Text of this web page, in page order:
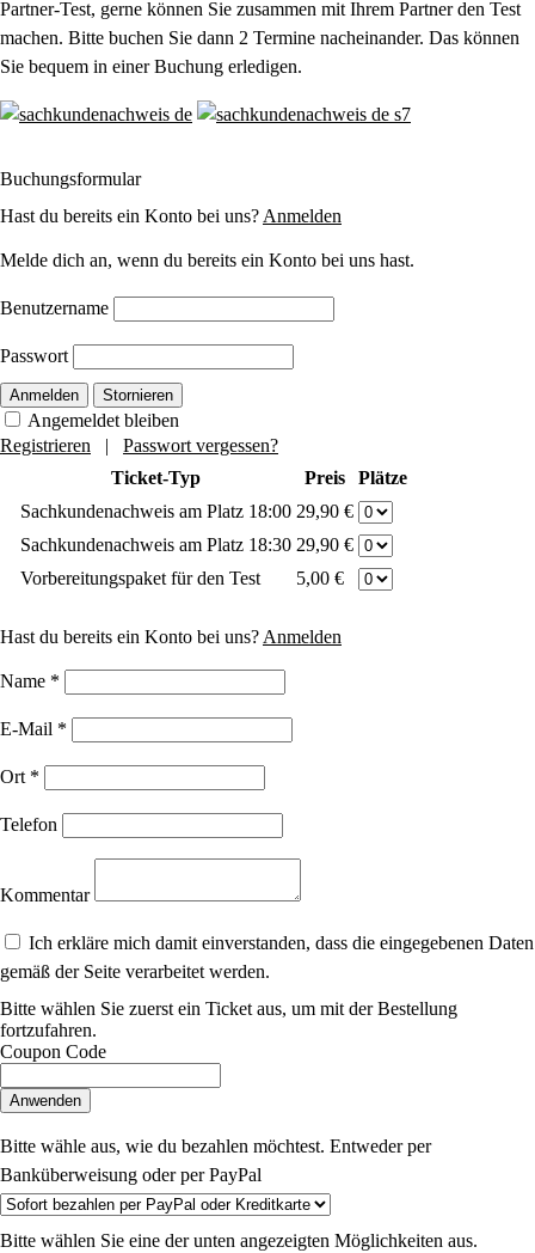
Partner-Test, gerne können Sie zusammen mit Ihrem Partner den Test
machen. Bitte buchen Sie dann 2 Termine nacheinander. Das können
Sie bequem in einer Buchung erledigen.
Buchungsformular
Hast du bereits ein Konto bei uns? Anmelden
Melde dich an, wenn du bereits ein Konto bei uns hast.
Benutzername
Passwort
Anmelden Stornieren
Angemeldet bleiben
Registrieren
|
Passwort vergessen?
Ticket-Typ
Preis
Plätze
Sachkundenachweis am Platz 18:00 29,90 €
Sachkundenachweis am Platz 18:30 29,90 €
Vorbereitungspaket für den Test
5,00 €
Hast du bereits ein Konto bei uns? Anmelden
Name *
E-Mail *
Ort *
Telefon
Kommentar
Ich erkläre mich damit einverstanden, dass die eingegebenen Daten
gemäß der Seite verarbeitet werden.
Bitte wählen Sie zuerst ein Ticket aus, um mit der Bestellung
fortzufahren.
Coupon Code
Anwenden
Bitte wähle aus, wie du bezahlen möchtest. Entweder per
Banküberweisung oder per PayPal
Bitte wählen Sie eine der unten angezeigten Möglichkeiten aus.